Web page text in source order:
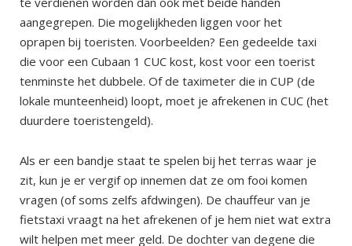
aangegrepen. Die mogelijkheden liggen voor het
oprapen bij toeristen. Voorbeelden? Een gedeelde taxi
die voor een Cubaan 1 CUC kost, kost voor een toerist
tenminste het dubbele. Of de taximeter die in CUP (de
lokale munteenheid) loopt, moet je afrekenen in CUC (het
duurdere toeristengeld).
Als er een bandje staat te spelen bij het terras waar je
zit, kun je er vergif op innemen dat ze om fooi komen
vragen (of soms zelfs afdwingen). De chauffeur van je
fietstaxi vraagt na het afrekenen of je hem niet wat extra
wilt helpen met meer geld. De dochter van degene die